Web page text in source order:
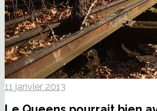
11 janvier 2013